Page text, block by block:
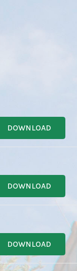
DOWNLOAD
DOWNLOAD
DOWNLOAD